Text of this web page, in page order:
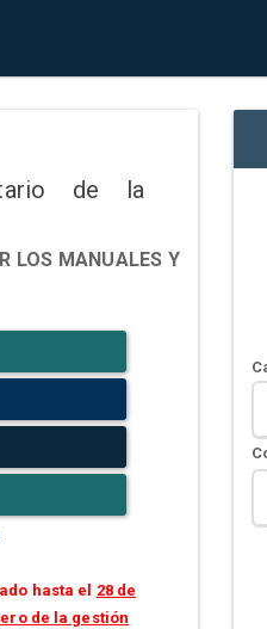
de la
LOS MANUALES Y
hasta el 28 de
de la gestión